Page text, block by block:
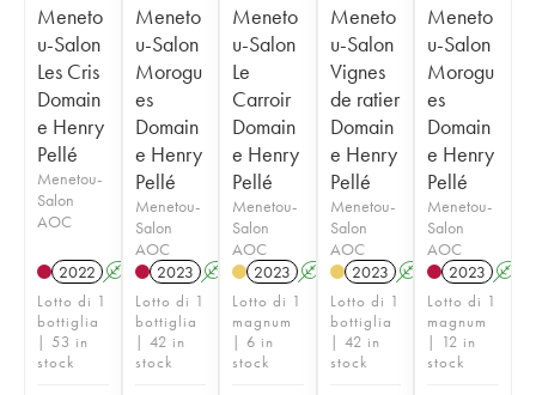
Meneto
u-Salon
Les Cris
Domain
e Henry
Pellé
Menetou-
Salon
AOC
2022 A
Lotto di 1
bottiglia
| 53 in
stock
Meneto
u-Salon
Morogu
es
Domain
e Henry
Pellé
Menetou-
Salon
AOC
2023 A
Lotto di 1
bottiglia
| 42 in
stock
Meneto
u-Salon
Le
Carroir
Domain
e Henry
Pellé
Menetou-
Salon
AOC
2023 A
Lotto di 1
magnum
| 6 in
stock
Meneto
u-Salon
Vignes
de ratier
Domain
e Henry
Pellé
Menetou-
Salon
AOC
2023 A
Lotto di 1
bottiglia
| 42 in
stock
Meneto
u-Salon
Morogu
es
Domain
e Henry
Pellé
Menetou-
Salon
AOC
2023 A
Lotto di 1
magnum
| 12 in
stock